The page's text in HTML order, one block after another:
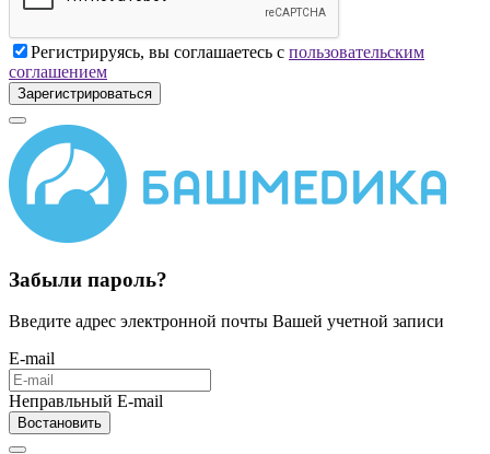
Регистрируясь, вы соглашаетесь с пользовательским
соглашением
Зарегистрироваться
Забыли пароль?
Введите адрес электронной почты Вашей учетной записи
E-mail
Неправльный E-mail
Востановить